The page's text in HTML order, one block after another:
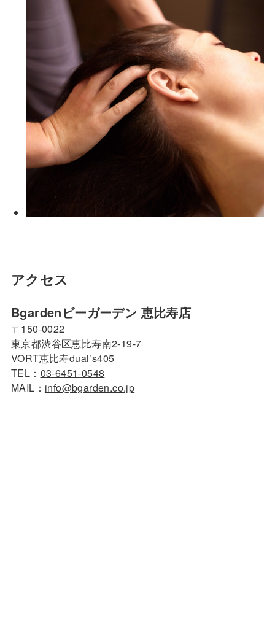
アクセス
Bgardenビーガーデン 恵比寿店
〒150-0022
東京都渋谷区恵比寿南2-19-7
VORT恵比寿dual’s405
TEL： 03-6451-0548
MAIL： info@bgarden.co.jp